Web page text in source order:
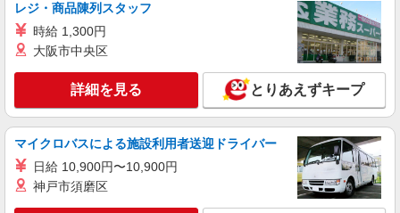
キープ 詳細を見る
正社員
福祉施設での調理師【正社員】
月給23万円〜26万円 ※給与は経験や前職給与
に応じて決定します。 賞与年2回
イリーゼ武蔵境 （東京都西東京市新町3丁目5-
27）
キープ 詳細を見る
レジ・商品陳列スタッフ
時給 1,300円
大阪市中央区
詳細を見る とりあえずキープ
マイクロバスによる施設利用者送迎ドライバー
日給 10,900円〜10,900円
神戸市須磨区